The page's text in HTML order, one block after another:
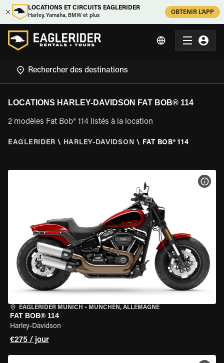
LOCATIONS ET CIRCUITS EAGLERIDER
Harley, Yamaha, BMW et plus
OBTENIR L'APP
LOCATIONS HARLEY-DAVIDSON FAT BOB® 114
2 modèles Fat Bob® 114 listés à la location
EAGLERIDER \ HARLEY-DAVIDSON \ FAT BOB® 114
EAGLERIDER MUNICH • MÜNCHEN, ALLEMAGNE
FAT BOB® 114
Harley-Davidson
€275 / jour